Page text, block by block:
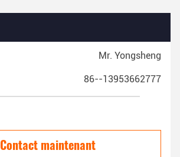
Mr. Yongsheng
86--13953662777
Contact maintenant